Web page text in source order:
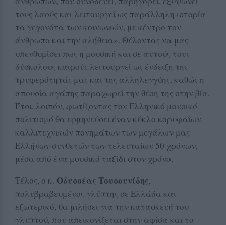
τους λαούς και λειτουργεί ως παράλληλη ιστορία
τα γεγονότα των κοινωνιών, με κέντρο τον
άνθρωπο και την αλήθεια». Θέλοντας να μας
υπενθυμίσει πως η μουσική και σε αυτούς τους
δύσκολους καιρούς λειτουργεί ως ένδειξη της
τρυφερότητάς μας και της αλληλεγγύης, καθώς η
απουσία αγάπης παραχωρεί την θέση της στην βία.
Έτσι, λοιπόν, φωτίζοντας τον Ελληνικό μουσικό
πολιτισμό θα ερμηνεύσει έναν κύκλο κορυφαίων
καλλιτεχνικών πονημάτων των μεγάλων μας
Ελλήνων συνθετών των τελευταίων 50 χρόνων,
μέσα από ένα μουσικό ταξίδι στον χρόνο.
Τέλος, ο κ. Οδυσσέας Τουσουνίδης,
πολυβραβευμένος γλύπτης σε Ελλάδα και
εξωτερικό, θα μιλήσει για την κατασκευή του
γλυπτού, που απεικονίζεται στην αφίσα και το